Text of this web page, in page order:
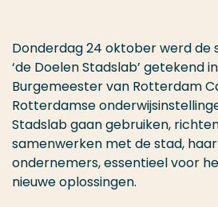
Donderdag 24 oktober werd de
‘de Doelen Stadslab’ getekend
Burgemeester van Rotterdam
Rotterdamse
Stadslab gaan gebruiken,
samenwerken met de stad,
ondernemers, essentieel voor
nieuwe oplossingen.